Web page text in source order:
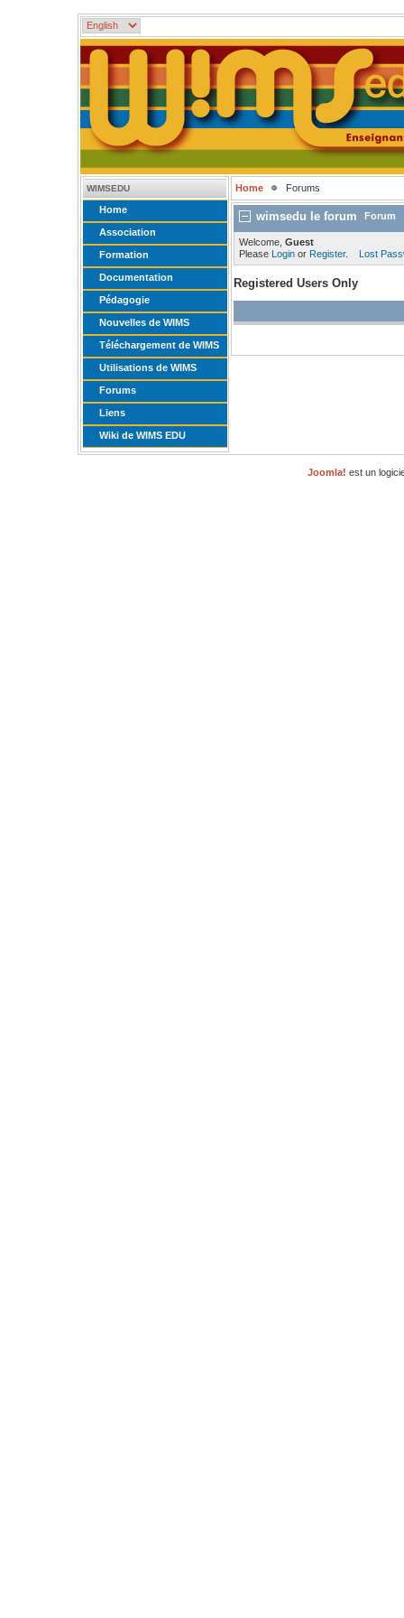
WIMSEDU
Home
Association
Formation
Documentation
Pédagogie
Nouvelles de WIMS
Téléchargement de WIMS
Utilisations de WIMS
Forums
Liens
Wiki de WIMS EDU
Home Forums
wimsedu le forum Forum
Welcome, Guest
Please Login or Register. Lost
Registered Users Only
Joomla! est un